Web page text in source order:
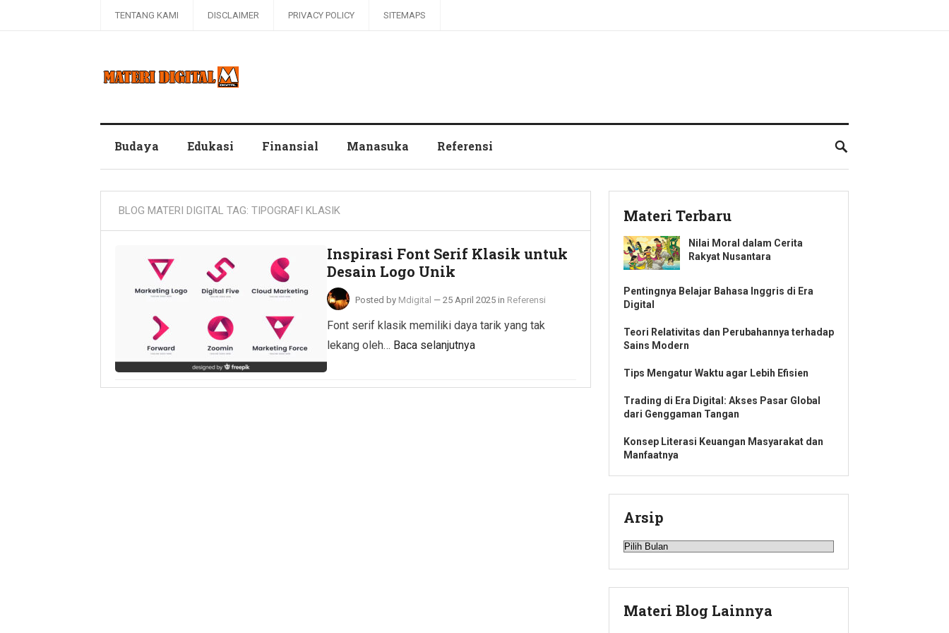
TENTANG KAMI DISCLAIMER PRIVACY POLICY SITEMAPS
Budaya Edukasi Finansial Manasuka Referensi
BLOG MATERI DIGITAL TAG: TIPOGRAFI KLASIK
Inspirasi Font Serif Klasik untuk
Desain Logo Unik
Posted by Mdigital — 25 April 2025 in Referensi
Font serif klasik memiliki daya tarik yang tak
lekang oleh… Baca selanjutnya
Materi Terbaru
Nilai Moral dalam Cerita
Rakyat Nusantara
Pentingnya Belajar Bahasa Inggris di Era
Digital
Teori Relativitas dan Perubahannya terhadap
Sains Modern
Tips Mengatur Waktu agar Lebih Efisien
Trading di Era Digital: Akses Pasar Global
dari Genggaman Tangan
Konsep Literasi Keuangan Masyarakat dan
Manfaatnya
Arsip
Arsip
Materi Blog Lainnya